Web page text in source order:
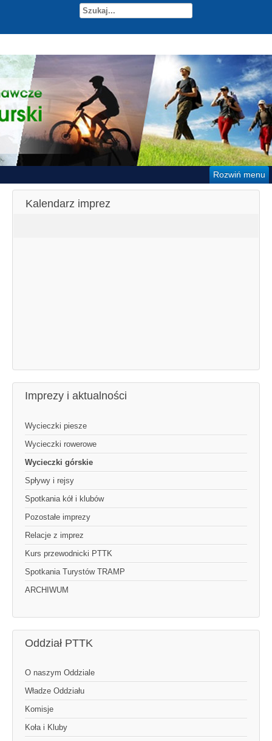
Rozwiń menu
Kalendarz imprez
Imprezy i aktualności
Wycieczki piesze
Wycieczki rowerowe
Wycieczki górskie
Spływy i rejsy
Spotkania kół i klubów
Pozostałe imprezy
Relacje z imprez
Kurs przewodnicki PTTK
Spotkania Turystów TRAMP
ARCHIWUM
Oddział PTTK
O naszym Oddziale
Władze Oddziału
Komisje
Koła i Kluby